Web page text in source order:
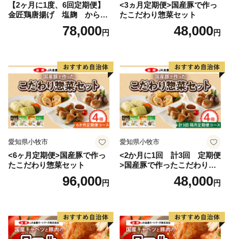
なく個人情報を第三者に提供いたしません。ただし、返
礼品の発送や広報関連業務などを委託する場合がありま
すが、その際は委託先を適切に監督します。
4. 開示・訂正・利用停止等
個人情報に関する開示・訂正・利用停止のご要望や、そ
の他お問い合わせにつきましては、下記連絡先までお申
し出ください。
▼詳細なプライバシーポリシー・個人情報の取り扱いに
ついて
当町公式ホームページにて公開しております。あわせて
ご確認ください。
E-mail：furusato@town.okuizumo.shimane.jp
【2ヶ月に1度、6回定期便】
金匠鶏唐揚げ 塩麹 からあ
78,000円
<3ヵ月定期便>国産豚で作っ
たこだわり惣菜セット
48,000円
愛知県小牧市
<6ヶ月定期便>国産豚で作っ
たこだわり惣菜セット
96,000円
愛知県小牧市
<2か月に1回 計3回 定期便
>国産豚で作ったこだわり惣
48,000円